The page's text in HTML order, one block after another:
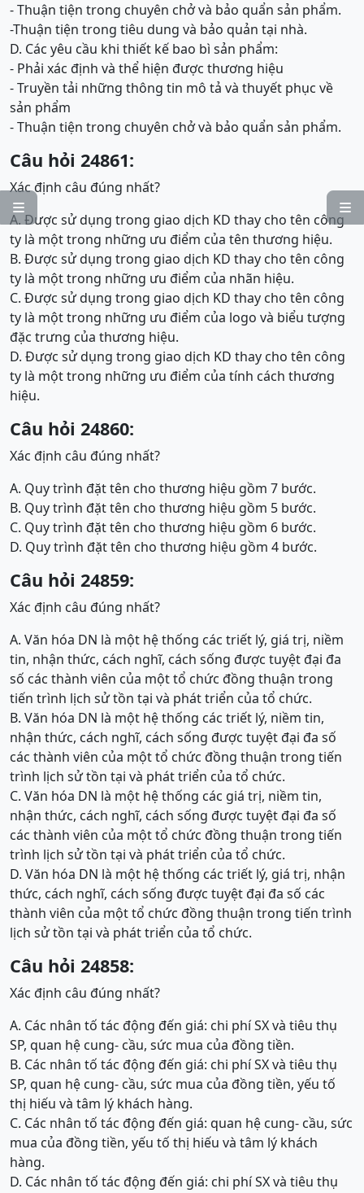


- Thuận tiện trong chuyên chở và bảo quẩn sản phẩm.
-Thuận tiện trong tiêu dung và bảo quản tại nhà.
D. Các yêu cầu khi thiết kế bao bì sản phẩm:
- Phải xác định và thể hiện được thương hiệu
- Truyền tải những thông tin mô tả và thuyết phục về
sản phẩm
- Thuận tiện trong chuyên chở và bảo quẩn sản phẩm.
Câu hỏi 24861:
Xác định câu đúng nhất?
A. Được sử dụng trong giao dịch KD thay cho tên công
ty là một trong những ưu điểm của tên thương hiệu.
B. Được sử dụng trong giao dịch KD thay cho tên công
ty là một trong những ưu điểm của nhãn hiệu.
C. Được sử dụng trong giao dịch KD thay cho tên công
ty là một trong những ưu điểm của logo và biểu tượng
đặc trưng của thương hiệu.
D. Được sử dụng trong giao dịch KD thay cho tên công
ty là một trong những ưu điểm của tính cách thương
hiệu.
Câu hỏi 24860:
Xác định câu đúng nhất?
A. Quy trình đặt tên cho thương hiệu gồm 7 bước.
B. Quy trình đặt tên cho thương hiệu gồm 5 bước.
C. Quy trình đặt tên cho thương hiệu gồm 6 bước.
D. Quy trình đặt tên cho thương hiệu gồm 4 bước.
Câu hỏi 24859:
Xác định câu đúng nhất?
A. Văn hóa DN là một hệ thống các triết lý, giá trị, niềm
tin, nhận thức, cách nghĩ, cách sống được tuyệt đại đa
số các thành viên của một tổ chức đồng thuận trong
tiến trình lịch sử tồn tại và phát triển của tổ chức.
B. Văn hóa DN là một hệ thống các triết lý, niềm tin,
nhận thức, cách nghĩ, cách sống được tuyệt đại đa số
các thành viên của một tổ chức đồng thuận trong tiến
trình lịch sử tồn tại và phát triển của tổ chức.
C. Văn hóa DN là một hệ thống các giá trị, niềm tin,
nhận thức, cách nghĩ, cách sống được tuyệt đại đa số
các thành viên của một tổ chức đồng thuận trong tiến
trình lịch sử tồn tại và phát triển của tổ chức.
D. Văn hóa DN là một hệ thống các triết lý, giá trị, nhận
thức, cách nghĩ, cách sống được tuyệt đại đa số các
thành viên của một tổ chức đồng thuận trong tiến trình
lịch sử tồn tại và phát triển của tổ chức.
Câu hỏi 24858:
Xác định câu đúng nhất?
A. Các nhân tố tác động đến giá: chi phí SX và tiêu thụ
SP, quan hệ cung- cầu, sức mua của đồng tiền.
B. Các nhân tố tác động đến giá: chi phí SX và tiêu thụ
SP, quan hệ cung- cầu, sức mua của đồng tiền, yếu tố
thị hiếu và tâm lý khách hàng.
C. Các nhân tố tác động đến giá: quan hệ cung- cầu, sức
mua của đồng tiền, yếu tố thị hiếu và tâm lý khách
hàng.
D. Các nhân tố tác động đến giá: chi phí SX và tiêu thụ